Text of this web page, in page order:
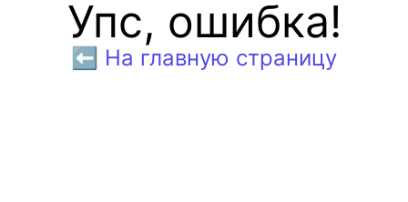
Упс, ошибка!
⬅️ На главную страницу